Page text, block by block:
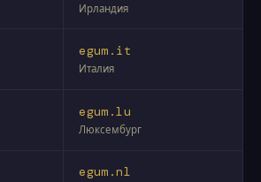
Ирландия
egum.it
Италия
egum.lu
Люксембург
egum.nl